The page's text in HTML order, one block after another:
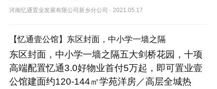
河南忆通置业发展有限公司新乡分公司 ·2021.05.17
【忆通壹公馆】东区封面，中小学一墙之隔
东区封面，中小学一墙之隔五大剑桥花园，十项
高端配置忆通3.0好物业首付5万起，即可置业壹
公馆建面约120-144㎡学苑洋房／高层全城热